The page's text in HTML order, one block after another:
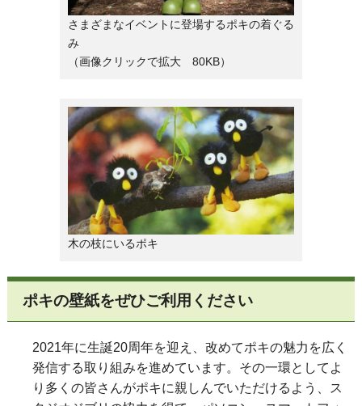
さまざまなイベントに登場するポキの着ぐる
み
（画像クリックで拡大 80KB）
木の枝にいるポキ
ポキの壁紙をぜひご利用ください
2021年に生誕20周年を迎え、改めてポキの魅力を広く
発信する取り組みを進めています。その一環としてよ
り多くの皆さんがポキに親しんでいただけるよう、ス